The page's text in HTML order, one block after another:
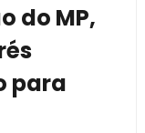
do MP,
para